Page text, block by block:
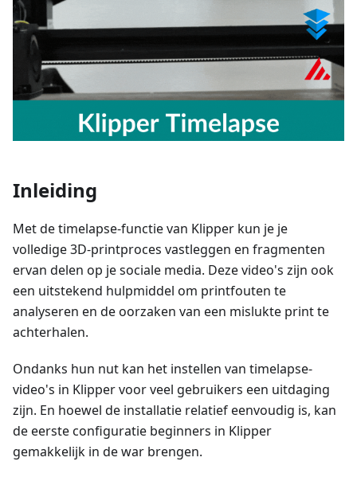
Inleiding
Met de timelapse-functie van Klipper kun je je
volledige 3D-printproces vastleggen en fragmenten
ervan delen op je sociale media. Deze video's zijn ook
een uitstekend hulpmiddel om printfouten te
analyseren en de oorzaken van een mislukte print te
achterhalen.
Ondanks hun nut kan het instellen van timelapse-
video's in Klipper voor veel gebruikers een uitdaging
zijn. En hoewel de installatie relatief eenvoudig is, kan
de eerste configuratie beginners in Klipper
gemakkelijk in de war brengen.